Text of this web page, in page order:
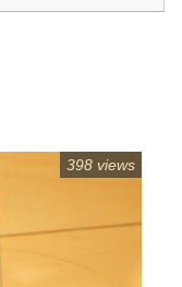
398 views